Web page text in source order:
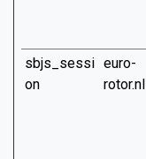
sbjs_sessi
on
euro-
rotor.nl